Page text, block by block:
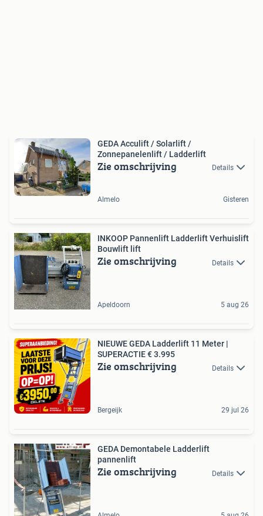
GEDA Acculift / Solarlift /
Zonnepanelenlift / Ladderlift
Zie omschrijving Details
Almelo Gisteren
INKOOP Pannenlift Ladderlift Verhuislift
Bouwlift lift
Zie omschrijving Details
Apeldoorn 5 aug 26
NIEUWE GEDA Ladderlift 11 Meter |
SUPERACTIE € 3.995
Zie omschrijving Details
Bergeijk 29 jul 26
GEDA Demontabele Ladderlift
pannenlift
Zie omschrijving Details